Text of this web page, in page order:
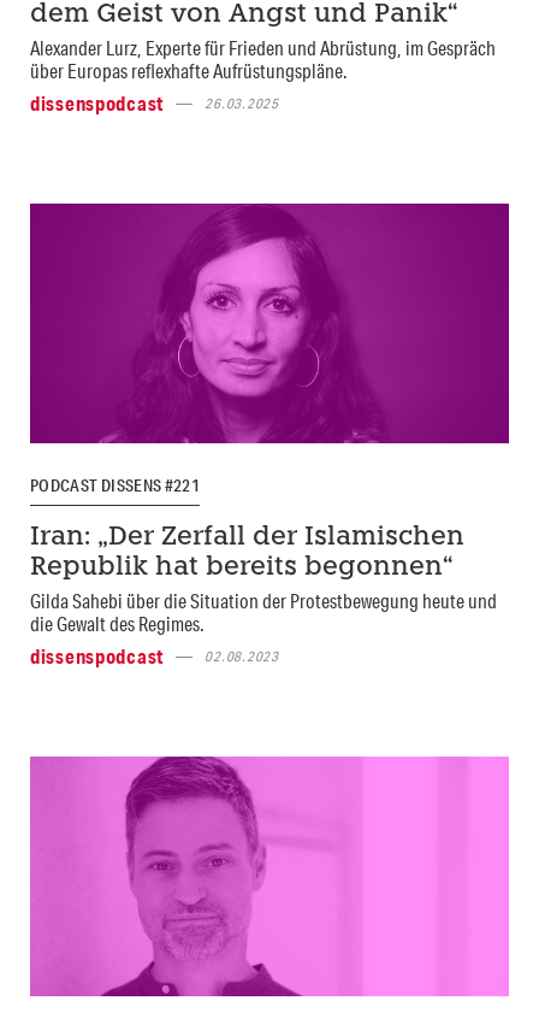
dem Geist von Angst und Panik“
Alexander Lurz, Experte für Frieden und Abrüstung, im Gespräch
über Europas reflexhafte Aufrüstungspläne.
dissenspodcast
26.03.2025
PODCAST DISSENS #221
Iran: „Der Zerfall der Islamischen
Republik hat bereits begonnen“
Gilda Sahebi über die Situation der Protestbewegung heute und
die Gewalt des Regimes.
dissenspodcast
02.08.2023